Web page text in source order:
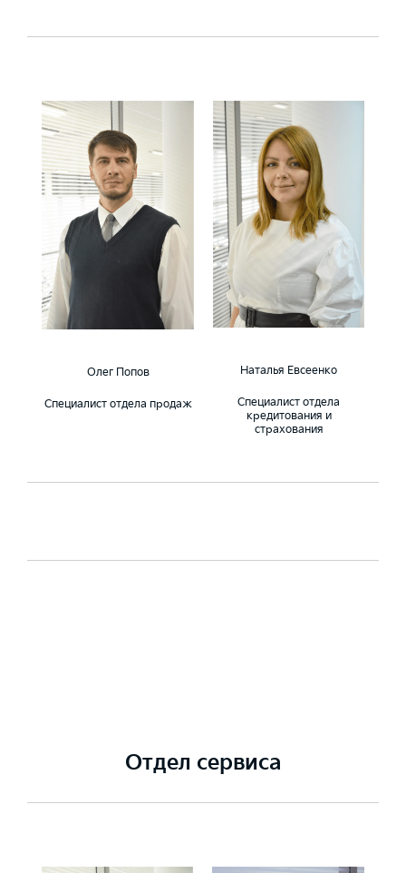
Олег Попов
Специалист отдела продаж
Наталья Евсеенко
Специалист отдела
кредитования и
страхования
Отдел сервиса